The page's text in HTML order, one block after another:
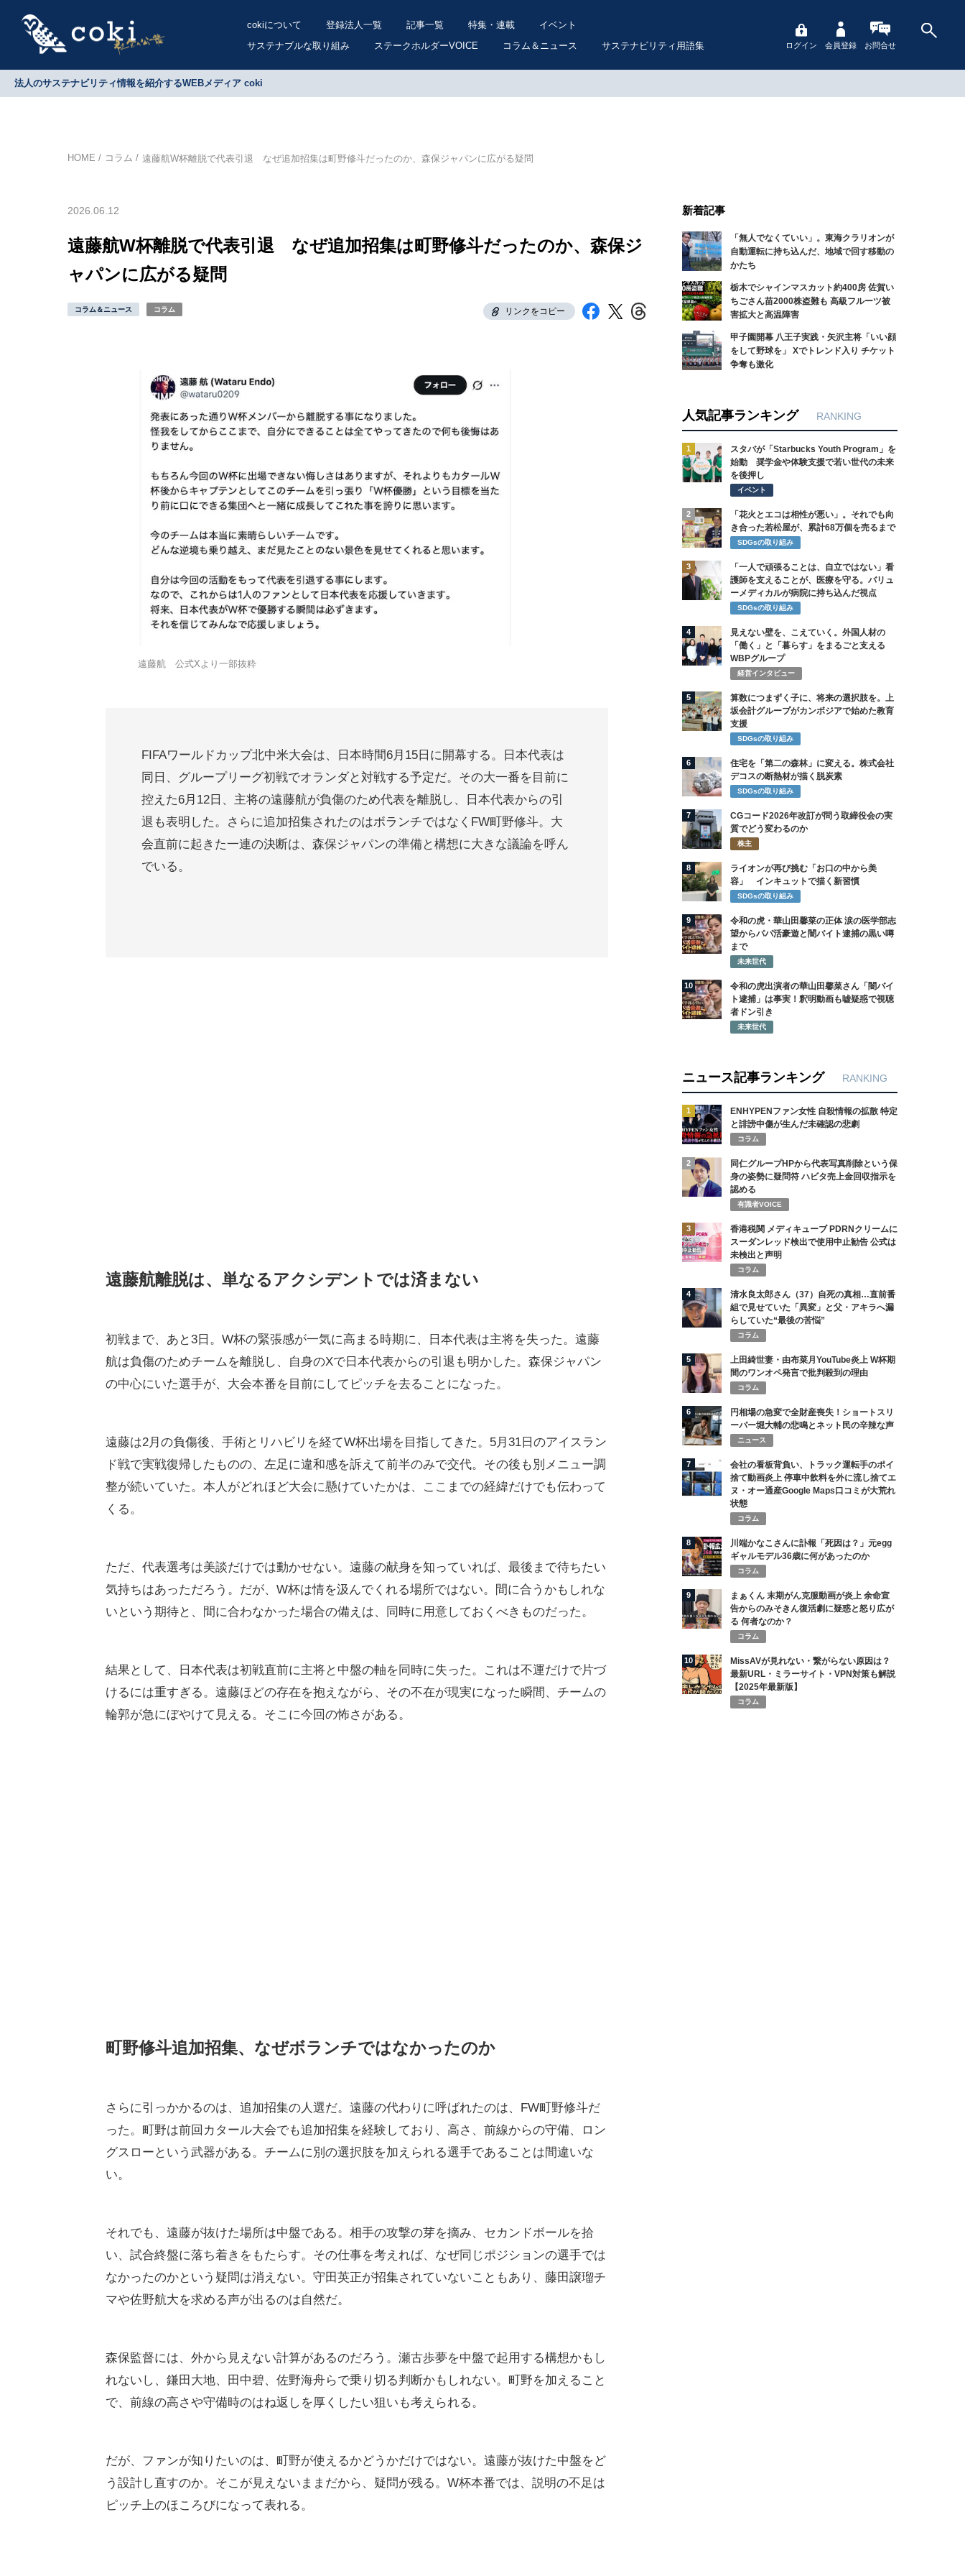
cokiについて 登録法人一覧 記事一覧 特集・連載
イベント
サステナブルな取り組み
ステークホルダーVOICE コラム＆ニュース サステナビリティ用語集 ログイン 会員登録 お問合せ
法人のサステナビリティ情報を紹介するWEBメディア coki
HOME コラム 遠藤航W杯離脱で代表引退 なぜ追加招集は町野修斗だったのか、森保ジャパンに広がる疑問
2026.06.12
遠藤航W杯離脱で代表引退 なぜ追加招集は町野修斗だったのか、森保ジ
ャパンに広がる疑問
コラム＆ニュース コラム リンクをコピー
遠藤航 公式Xより一部抜粋
FIFAワールドカップ北中米大会は、日本時間6月15日に開幕する。日本代表は
同日、グループリーグ初戦でオランダと対戦する予定だ。その大一番を目前に
控えた6月12日、主将の遠藤航が負傷のため代表を離脱し、日本代表からの引
退も表明した。さらに追加招集されたのはボランチではなくFW町野修斗。大
会直前に起きた一連の決断は、森保ジャパンの準備と構想に大きな議論を呼ん
でいる。
遠藤航離脱は、単なるアクシデントでは済まない
初戦まで、あと3日。W杯の緊張感が一気に高まる時期に、日本代表は主将を失った。遠藤
航は負傷のためチームを離脱し、自身のXで日本代表からの引退も明かした。森保ジャパン
の中心にいた選手が、大会本番を目前にしてピッチを去ることになった。
遠藤は2月の負傷後、手術とリハビリを経てW杯出場を目指してきた。5月31日のアイスラン
ド戦で実戦復帰したものの、左足に違和感を訴えて前半のみで交代。その後も別メニュー調
整が続いていた。本人がどれほど大会に懸けていたかは、ここまでの経緯だけでも伝わって
くる。
ただ、代表選考は美談だけでは動かせない。遠藤の献身を知っていれば、最後まで待ちたい
気持ちはあっただろう。だが、W杯は情を汲んでくれる場所ではない。間に合うかもしれな
いという期待と、間に合わなかった場合の備えは、同時に用意しておくべきものだった。
結果として、日本代表は初戦直前に主将と中盤の軸を同時に失った。これは不運だけで片づ
けるには重すぎる。遠藤ほどの存在を抱えながら、その不在が現実になった瞬間、チームの
輪郭が急にぼやけて見える。そこに今回の怖さがある。
町野修斗追加招集、なぜボランチではなかったのか
さらに引っかかるのは、追加招集の人選だ。遠藤の代わりに呼ばれたのは、FW町野修斗だ
った。町野は前回カタール大会でも追加招集を経験しており、高さ、前線からの守備、ロン
グスローという武器がある。チームに別の選択肢を加えられる選手であることは間違いな
い。
それでも、遠藤が抜けた場所は中盤である。相手の攻撃の芽を摘み、セカンドボールを拾
い、試合終盤に落ち着きをもたらす。その仕事を考えれば、なぜ同じポジションの選手では
なかったのかという疑問は消えない。守田英正が招集されていないこともあり、藤田譲瑠チ
マや佐野航大を求める声が出るのは自然だ。
森保監督には、外から見えない計算があるのだろう。瀬古歩夢を中盤で起用する構想かもし
れないし、鎌田大地、田中碧、佐野海舟らで乗り切る判断かもしれない。町野を加えること
で、前線の高さや守備時のはね返しを厚くしたい狙いも考えられる。
だが、ファンが知りたいのは、町野が使えるかどうかだけではない。遠藤が抜けた中盤をど
う設計し直すのか。そこが見えないままだから、疑問が残る。W杯本番では、説明の不足は
ピッチ上のほころびになって表れる。
新着記事
「無人でなくていい」。東海クラリオンが
自動運転に持ち込んだ、地域で回す移動の
かたち
栃木でシャインマスカット約400房 佐賀い
ちごさん苗2000株盗難も 高級フルーツ被
害拡大と高温障害
甲子園開幕 八王子実践・矢沢主将「いい顔
をして野球を」 Xでトレンド入り チケット
争奪も激化
人気記事ランキング RANKING
1
スタバが「Starbucks Youth Program」を
始動 奨学金や体験支援で若い世代の未来
を後押し
イベント
2
「花火とエコは相性が悪い」。それでも向
き合った若松屋が、累計68万個を売るまで
SDGsの取り組み
3
「一人で頑張ることは、自立ではない」看
護師を支えることが、医療を守る。バリュ
ーメディカルが病院に持ち込んだ視点
SDGsの取り組み
4
見えない壁を、こえていく。外国人材の
「働く」と「暮らす」をまるごと支える
WBPグループ
経営インタビュー
5
算数につまずく子に、将来の選択肢を。上
坂会計グループがカンボジアで始めた教育
支援
SDGsの取り組み
6
住宅を「第二の森林」に変える。株式会社
デコスの断熱材が描く脱炭素
SDGsの取り組み
7
CGコード2026年改訂が問う取締役会の実
質でどう変わるのか
株主
8
ライオンが再び挑む「お口の中から美
容」 インキュットで描く新習慣
SDGsの取り組み
9
令和の虎・華山田馨菜の正体 涙の医学部志
望からパパ活豪遊と闇バイト逮捕の黒い噂
まで
未来世代
10
令和の虎出演者の華山田馨菜さん「闇バイ
ト逮捕」は事実！釈明動画も嘘疑惑で視聴
者ドン引き
未来世代
ニュース記事ランキング RANKING
1
ENHYPENファン女性 自殺情報の拡散 特定
と誹謗中傷が生んだ未確認の悲劇
コラム
2
同仁グループHPから代表写真削除という保
身の姿勢に疑問符 ハビタ売上金回収指示を
認める
有識者VOICE
3
香港税関 メディキューブ PDRNクリームに
スーダンレッド検出で使用中止勧告 公式は
未検出と声明
コラム
4
清水良太郎さん（37）自死の真相…直前番
組で見せていた「異変」と父・アキラへ漏
らしていた“最後の苦悩”
コラム
5
上田綺世妻・由布菜月YouTube炎上 W杯期
間のワンオペ発言で批判殺到の理由
コラム
6
円相場の急変で全財産喪失！ショートスリ
ーパー堀大輔の悲鳴とネット民の辛辣な声
ニュース
7
会社の看板背負い、トラック運転手のポイ
捨て動画炎上 停車中飲料を外に流し捨てエ
ヌ・オー通産Google Maps口コミが大荒れ
状態
コラム
8
川端かなこさんに訃報「死因は？」元egg
ギャルモデル36歳に何があったのか
コラム
9
まぁくん 末期がん克服動画が炎上 余命宣
告からのみそきん復活劇に疑惑と怒り広が
る 何者なのか？
コラム
10
MissAVが見れない・繋がらない原因は？
最新URL・ミラーサイト・VPN対策も解説
【2025年最新版】
コラム